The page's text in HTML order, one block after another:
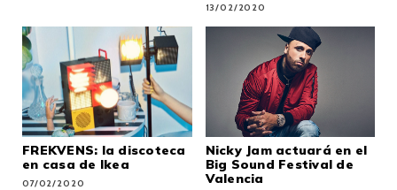
13/02/2020
FREKVENS: la discoteca
en casa de Ikea
07/02/2020
Nicky Jam actuará en el
Big Sound Festival de
Valencia